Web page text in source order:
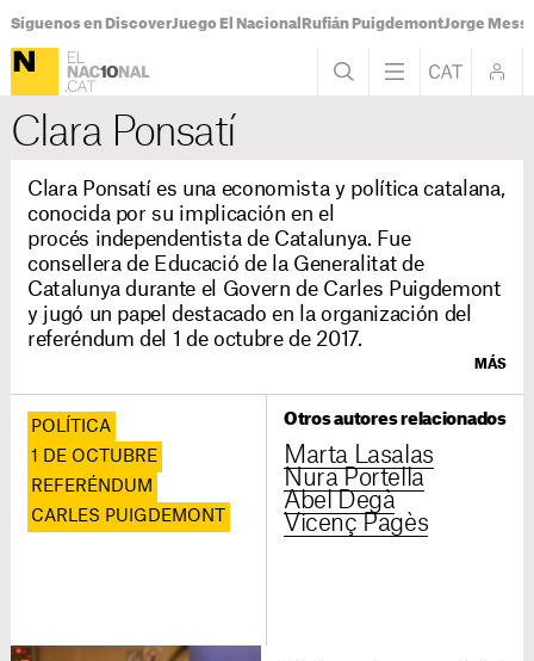
Síguenos en DiscoverJuego El Nacional Rufián PuigdemontJorge Messi
Clara Ponsatí
Clara Ponsatí es una economista y política catalana,
conocida por su implicación en el
procés independentista de Catalunya. Fue
consellera de Educació de la Generalitat de
Catalunya durante el Govern de Carles Puigdemont
y jugó un papel destacado en la organización del
referéndum del 1 de octubre de 2017.
MÁS
POLÍTICA
1 DE OCTUBRE
REFERÉNDUM
CARLES PUIGDEMONT
Otros autores relacionados
Marta Lasalas
Nura Portella
Abel Degà
Vicenç Pagès